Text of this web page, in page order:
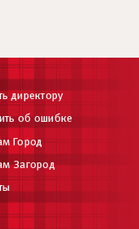
директору
об ошибке
Город
Загород